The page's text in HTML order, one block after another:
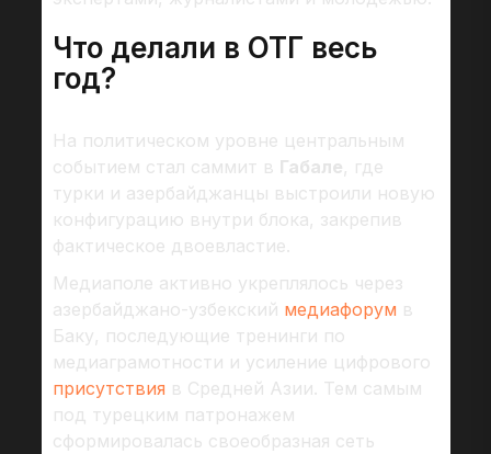
Что делали в ОТГ весь
год?
На политическом уровне центральным
событием стал саммит в Габале, где
турки и азербайджанцы выстроили новую
конфигурацию внутри блока, закрепив
фактическое двоевластие.
Медиаполе активно укреплялось через
азербайджано-узбекский медиафорум в
Баку, последующие тренинги по
медиаграмотности и усиление цифрового
присутствия в Средней Азии. Тем самым
под турецким патронажем
сформировалась своеобразная сеть